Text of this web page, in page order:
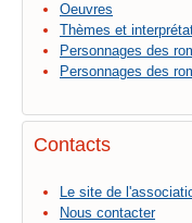
Oeuvres
Thèmes et
Personnages des
Personnages des
Contacts
Le site de
Nous contacter